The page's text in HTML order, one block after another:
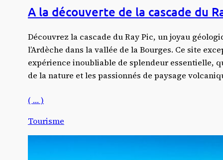
A la découverte de la cascade du
Découvrez la cascade du Ray Pic, un joyau
l’Ardèche dans la vallée de la Bourges. Ce site
expérience inoubliable de splendeur essentielle,
de la nature et les passionnés de paysage
( … )
Tourisme